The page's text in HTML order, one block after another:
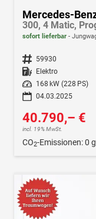
Mercedes-
sofort lieferbar
Fahrzeugnr. 59930
Kraftstoff Elektro
Leistung
168 kW (228 PS)
04.03.2025
40.790,– €
incl. 19% MwSt.
CO2-Emissionen:0